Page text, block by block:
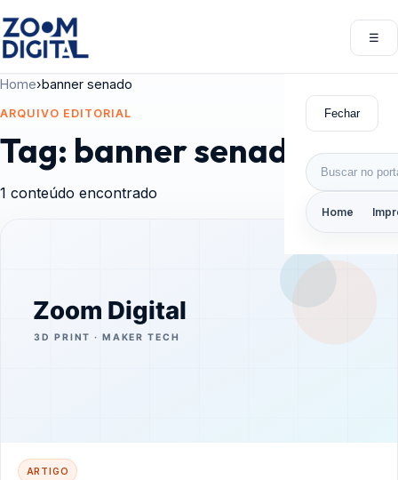
☰
Fechar
Buscar por:
Home
Home›banner senado
ARQUIVO EDITORIAL
Tag: banner senado
1 conteúdo encontrado
ARTIGO